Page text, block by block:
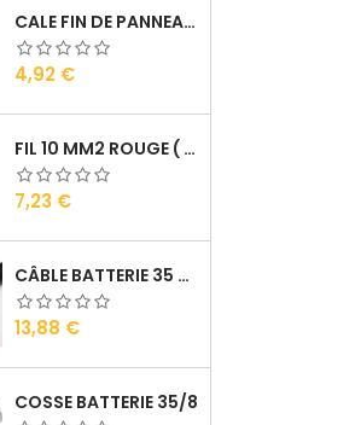
CALE FIN DE PANNEAUX ALU
Prix
4,92 €
FIL 10 MM2 ROUGE ( VENDU AU ML )
Prix
7,23 €
CÂBLE BATTERIE 35 MM2 ( VENDU AU ML )
Prix
13,88 €
COSSE BATTERIE 35/8